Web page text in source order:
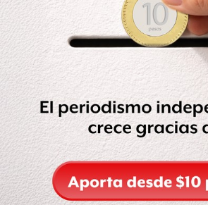
mantendrá el régimen de
privilegios: “Ya lo vimos en poco más
aumentó dos veces la gasolina, y hacia
impulsar actividades productivas, (…)
se va a echar a andar la actividad
y en la ciudad o de que va a crear
fundamental, porque no hay trabajo”.
Con información de Reforma.